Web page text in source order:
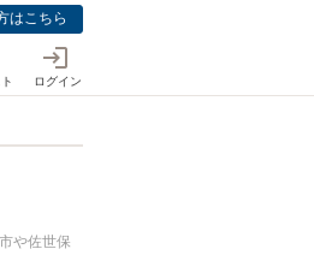
はこちら
ログイン
や佐世保